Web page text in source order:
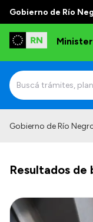
Gobierno de Río
Normativa y
Autoridades
Consejos locales
Gobierno de Río
Resultados de